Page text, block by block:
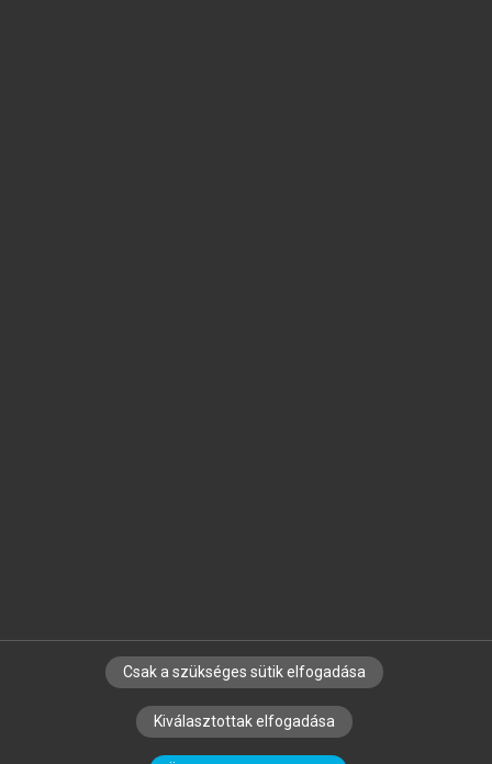
SZERZŐKNEK CÉGEKNEK KÖNYVTÁROSOKNAK
SZERKESZTÉSI ÉS LEKTORÁLÁSI ALAPELVEK
Csak a szükséges sütik elfogadása
Kiválasztottak elfogadása